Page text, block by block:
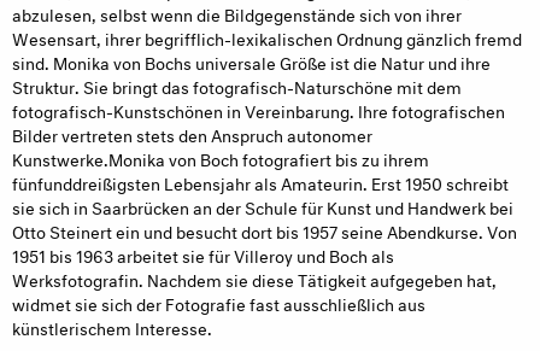
abzulesen, selbst wenn die Bildgegenstände sich von ihrer
Wesensart, ihrer begrifflich-lexikalischen Ordnung gänzlich fremd
sind. Monika von Bochs universale Größe ist die Natur und ihre
Struktur. Sie bringt das fotografisch-Naturschöne mit dem
fotografisch-Kunstschönen in Vereinbarung. Ihre fotografischen
Bilder vertreten stets den Anspruch autonomer
Kunstwerke.Monika von Boch fotografiert bis zu ihrem
fünfunddreißigsten Lebensjahr als Amateurin. Erst 1950 schreibt
sie sich in Saarbrücken an der Schule für Kunst und Handwerk bei
Otto Steinert ein und besucht dort bis 1957 seine Abendkurse. Von
1951 bis 1963 arbeitet sie für Villeroy und Boch als
Werksfotografin. Nachdem sie diese Tätigkeit aufgegeben hat,
widmet sie sich der Fotografie fast ausschließlich aus
künstlerischem Interesse.